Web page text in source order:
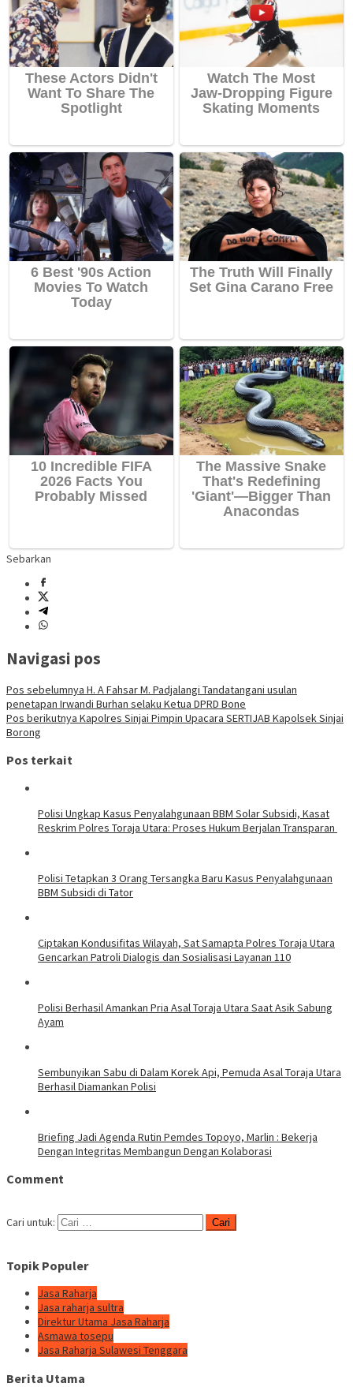
Sebarkan
Navigasi pos
Pos sebelumnya H. A Fahsar M. Padjalangi Tandatangani usulan
penetapan Irwandi Burhan selaku Ketua DPRD Bone
Pos berikutnya Kapolres Sinjai Pimpin Upacara SERTIJAB Kapolsek Sinjai
Borong
Pos terkait
Polisi Ungkap Kasus Penyalahgunaan BBM Solar Subsidi, Kasat
Reskrim Polres Toraja Utara: Proses Hukum Berjalan Transparan
Polisi Tetapkan 3 Orang Tersangka Baru Kasus Penyalahgunaan
BBM Subsidi di Tator
Ciptakan Kondusifitas Wilayah, Sat Samapta Polres Toraja Utara
Gencarkan Patroli Dialogis dan Sosialisasi Layanan 110
Polisi Berhasil Amankan Pria Asal Toraja Utara Saat Asik Sabung
Ayam
Sembunyikan Sabu di Dalam Korek Api, Pemuda Asal Toraja Utara
Berhasil Diamankan Polisi
Briefing Jadi Agenda Rutin Pemdes Topoyo, Marlin : Bekerja
Dengan Integritas Membangun Dengan Kolaborasi
Comment
Cari untuk:
Topik Populer
Jasa Raharja
Jasa raharja sultra
Direktur Utama Jasa Raharja
Asmawa tosepu
Jasa Raharja Sulawesi Tenggara
Berita Utama